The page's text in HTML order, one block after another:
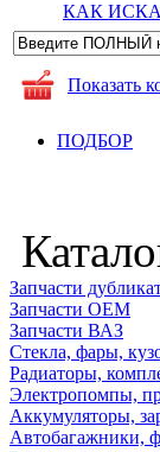
КАК
Показать
ПОДБОР
Запчасти
Запчасти ОЕМ
Запчасти ВАЗ
Стекла, фары,
Радиаторы,
Электропомпы,
Аккумуляторы,
Автобагажники,